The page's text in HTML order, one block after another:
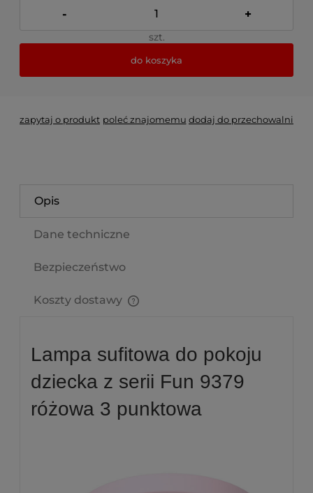
- +
szt.
do koszyka
zapytaj o produkt poleć znajomemu dodaj do przechowalni
Opis
Dane techniczne
Bezpieczeństwo
Koszty dostawy
Lampa sufitowa do pokoju
dziecka z serii Fun 9379
różowa 3 punktowa